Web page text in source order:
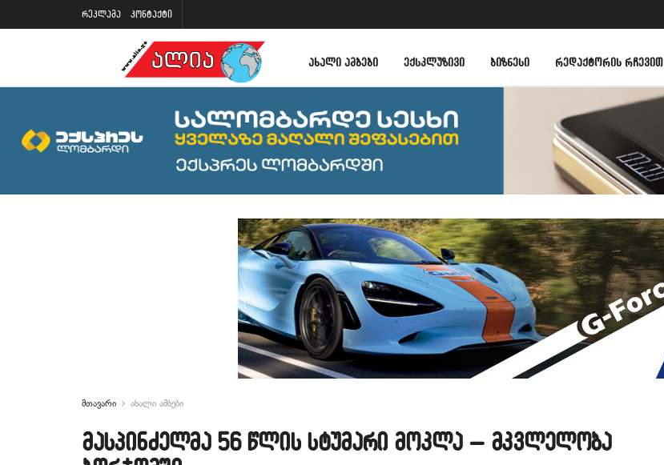
რეკლამა კონტაქტი
ᲐᲮᲐᲚᲘ ᲐᲛᲑᲔᲑᲘ ᲔᲥᲡᲙᲚᲣᲖᲘᲕᲘ ᲑᲘᲖᲜᲔᲡᲘ ᲠᲔᲓᲐᲥᲢᲝᲠᲘᲡ ᲠᲩᲔᲕᲘᲗ
მთავარი ახალი ამბები
მასპინძელმა 56 წლის სტუმარი მოკლა – მკვლელობა